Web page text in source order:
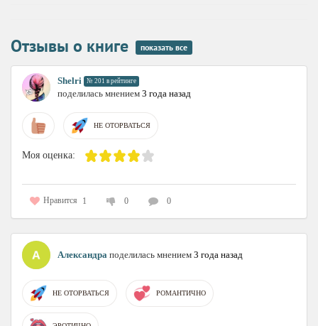
Отзывы о книге показать все
Shelri № 201 в рейтинге
поделилась мнением 3 года назад
НЕ ОТОРВАТЬСЯ
Моя оценка:
Нравится 1 0 0
Александра поделилась мнением 3 года назад
НЕ ОТОРВАТЬСЯ РОМАНТИЧНО